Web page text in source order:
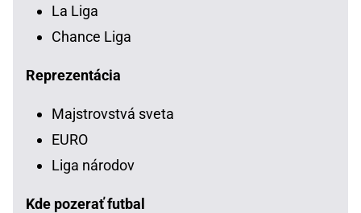
La Liga
Chance Liga
Reprezentácia
Majstrovstvá sveta
EURO
Liga národov
Kde pozerať futbal